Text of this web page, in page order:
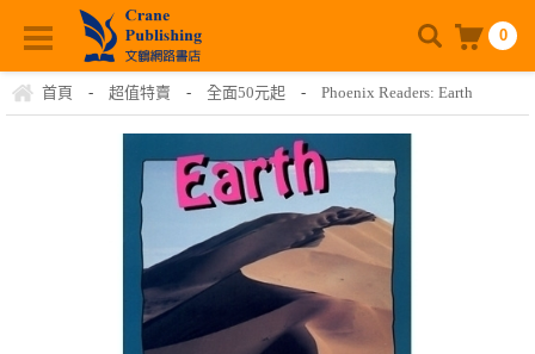
0
首頁 - 超值特賣 - 全面50元起 - Phoenix Readers: Earth